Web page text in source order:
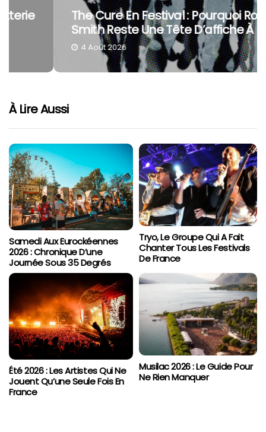
The Cure En Festival : Pourquoi Robert
Smith Reste Une Tête D’affiche À Part
4 Août 2026
À Lire Aussi
Samedi Aux Eurockéennes
2026 : Chronique D’une
Journée Sous 35 Degrés
Tryo, Le Groupe Qui A Fait
Chanter Tous Les Festivals
De France
Été 2026 : Les Artistes Qui Ne
Jouent Qu’une Seule Fois En
France
Musilac 2026 : Le Guide Pour
Ne Rien Manquer